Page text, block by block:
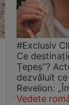
#Exclusiv
Ce
Țepeș”?
dezvăluit
Revelion:
Vedete